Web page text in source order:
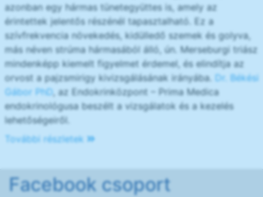
azonban egy hármas tünetegyüttes is, amely az
érintettek jelentős részénél tapasztalható. Ez a
szívfrekvencia növekedés, kidülledő szemek és golyva,
más néven strúma hármasából álló, ún. Merseburgi triász
mindenképp kiemelt figyelmet érdemel, és elindítja az
orvost a pajzsmirigy kivizsgálásának irányába. Dr. Békési
Gábor PhD, az Endokrinközpont – Prima Medica
endokrinológusa beszélt a vizsgálatok és a kezelés
lehetőségeiről.
További részletek
Facebook csoport